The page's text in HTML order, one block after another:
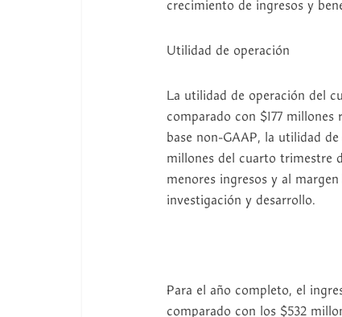
crecimiento de ingresos y
Utilidad de operación
La utilidad de operación del
comparado con $177
base non-GAAP, la utilidad
millones del cuarto trimestre
menores ingresos y al
investigación y desarrollo.
Para el año completo, el
comparado con los $532